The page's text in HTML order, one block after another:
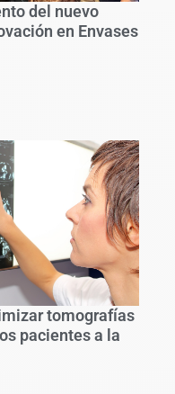
del nuevo
en Envases
tomografías
pacientes a la